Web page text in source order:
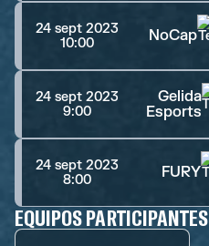
24 sept 2023
10:00
NoCap
24 sept 2023
9:00
Gelida
Esports
24 sept 2023
8:00
FURY
EQUIPOS PARTICIPANTES